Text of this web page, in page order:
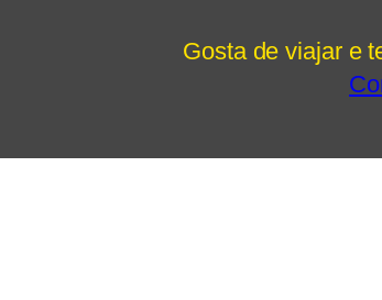
Gosta de viajar e